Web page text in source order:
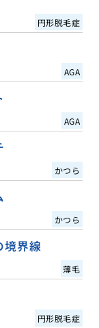
円形脱毛症
AGA
AGA
かつら
かつら
境界線
薄毛
円形脱毛症